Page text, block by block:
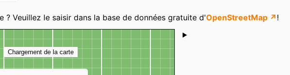
? Veuillez le saisir dans la base de données gratuite d'OpenStreetMap ↗ !
Chargement de la carte
Shoutbox